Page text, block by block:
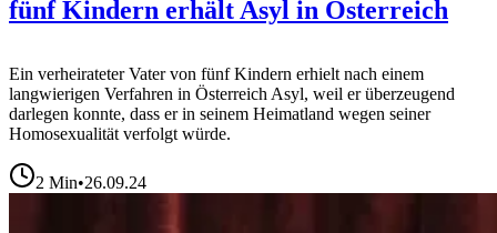
fünf Kindern erhält Asyl in Österreich
Ein verheirateter Vater von fünf Kindern erhielt nach einem
langwierigen Verfahren in Österreich Asyl, weil er überzeugend
darlegen konnte, dass er in seinem Heimatland wegen seiner
Homosexualität verfolgt würde.
2 Min•26.09.24